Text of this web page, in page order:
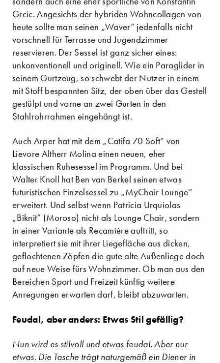
Grcic. Angesichts der hybriden Wohncollagen von
heute sollte man seinen „Waver“ jedenfalls nicht
vorschnell für Terrasse und Jugendzimmer
reservieren. Der Sessel ist ganz sicher eines:
unkonventionell und originell. Wie ein Paraglider in
seinem Gurtzeug, so schwebt der Nutzer in einem
mit Stoff bespannten Sitz, der oben über das Gestell
gestülpt und vorne an zwei Gurten in den
Stahlrohrrahmen eingehängt ist.
Auch Arper hat mit dem „Catifa 70 Soft“ von
Lievore Altherr Molina einen neuen, eher
klassischen Ruhesessel im Programm. Und bei
Walter Knoll hat Ben van Berkel seinen etwas
futuristischen Einzelsessel zu „MyChair Lounge“
erweitert. Und selbst wenn Patricia Urquiolas
„Biknit“ (Moroso) nicht als Lounge Chair, sondern
in einer Variante als Recamière auftritt, so
interpretiert sie mit ihrer Liegefläche aus dicken,
geflochtenen Zöpfen die gute alte Außenliege doch
auf neue Weise fürs Wohnzimmer. Ob man aus den
Bereichen Sport und Freizeit künftig weitere
Anregungen erwarten darf, bleibt abzuwarten.
Feudal, aber anders: Etwas Stil gefällig?
Nun wird es stilvoll und etwas feudal. Aber nur
etwas. Die Tasche trägt naturgemäß ein Diener in